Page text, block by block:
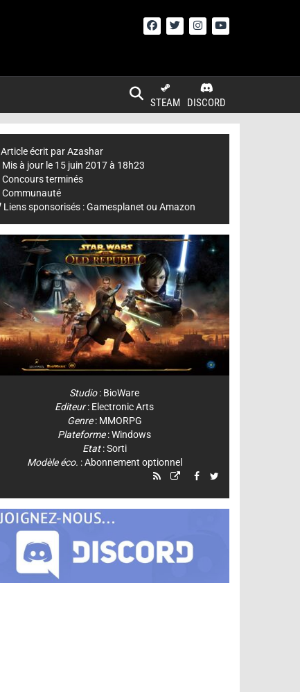
DISCORD
STEAM
Article écrit parAzashar
Mis à jour le 15 juin 2017 à 18h23
Concours terminés
Communauté
Liens sponsorisés :Gamesplanet ou Amazon
Studio: BioWare
Editeur: Electronic Arts
Genre: MMORPG
Plateforme:Windows
Etat: Sorti
Modèle éco. : Abonnement optionnel